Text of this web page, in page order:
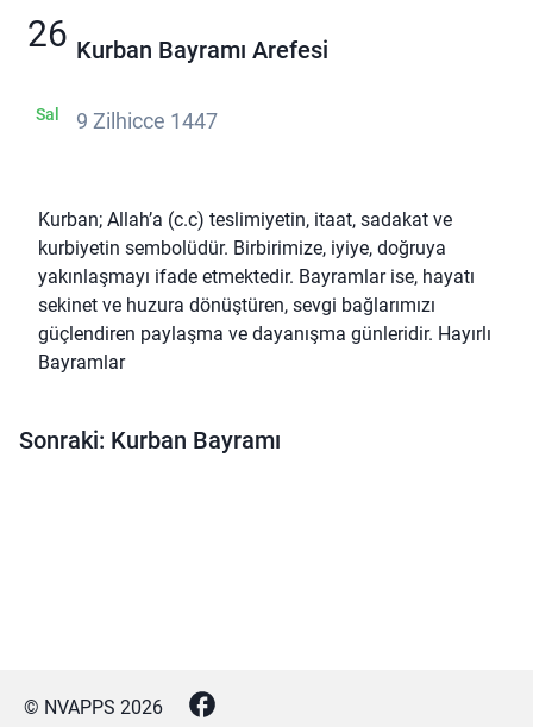
26
Sal
Kurban Bayramı Arefesi
9 Zilhicce 1447
Kurban; Allah’a (c.c) teslimiyetin, itaat, sadakat ve
kurbiyetin sembolüdür. Birbirimize, iyiye, doğruya
yakınlaşmayı ifade etmektedir. Bayramlar ise, hayatı
sekinet ve huzura dönüştüren, sevgi bağlarımızı
güçlendiren paylaşma ve dayanışma günleridir. Hayırlı
Bayramlar
Sonraki: Kurban Bayramı
© NVAPPS 2026